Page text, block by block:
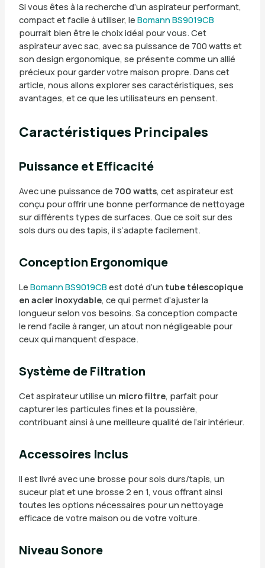
Si vous êtes à la recherche d’un aspirateur performant,
compact et facile à utiliser, le Bomann BS9019CB
pourrait bien être le choix idéal pour vous. Cet
aspirateur avec sac, avec sa puissance de 700 watts et
son design ergonomique, se présente comme un allié
précieux pour garder votre maison propre. Dans cet
article, nous allons explorer ses caractéristiques, ses
avantages, et ce que les utilisateurs en pensent.
Caractéristiques Principales
Puissance et Efficacité
Avec une puissance de 700 watts, cet aspirateur est
conçu pour offrir une bonne performance de nettoyage
sur différents types de surfaces. Que ce soit sur des
sols durs ou des tapis, il s’adapte facilement.
Conception Ergonomique
Le Bomann BS9019CB est doté d’un tube télescopique
en acier inoxydable, ce qui permet d’ajuster la
longueur selon vos besoins. Sa conception compacte
le rend facile à ranger, un atout non négligeable pour
ceux qui manquent d’espace.
Système de Filtration
Cet aspirateur utilise un micro filtre, parfait pour
capturer les particules fines et la poussière,
contribuant ainsi à une meilleure qualité de l’air intérieur.
Accessoires Inclus
Il est livré avec une brosse pour sols durs/tapis, un
suceur plat et une brosse 2 en 1, vous offrant ainsi
toutes les options nécessaires pour un nettoyage
efficace de votre maison ou de votre voiture.
Niveau Sonore